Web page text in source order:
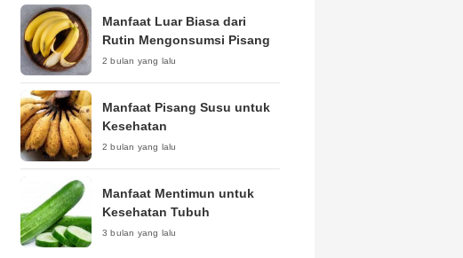
Manfaat Luar Biasa dari
Rutin Mengonsumsi Pisang
2 bulan yang lalu
Manfaat Pisang Susu untuk
Kesehatan
2 bulan yang lalu
Manfaat Mentimun untuk
Kesehatan Tubuh
3 bulan yang lalu